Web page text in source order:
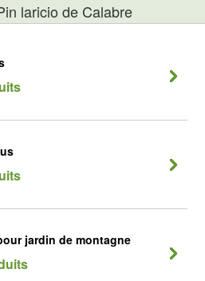
laricio de Calabre
jardin de montagne